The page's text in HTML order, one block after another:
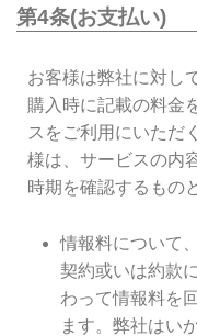
第4条(お支払い)
お客様は弊社に対し
購入時に記載の料金
スをご利用にいただ
様は、サービスの内
時期を確認するもの
情報料について
契約或いは約款
わって情報料を
ます。弊社はい